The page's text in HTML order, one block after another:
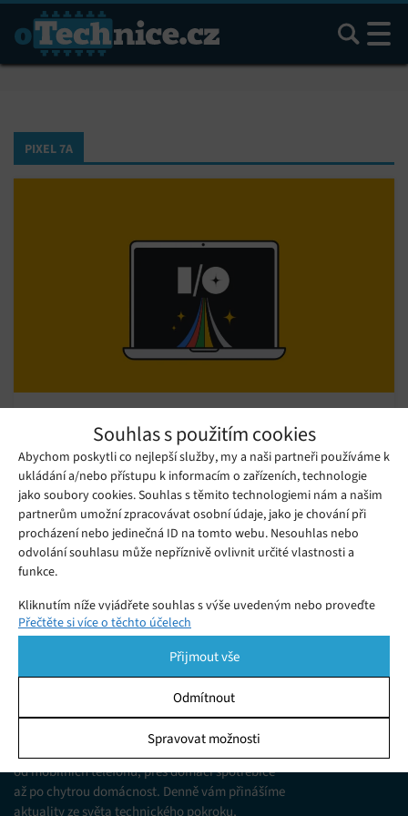
Souhlas s použitím cookies
Abychom poskytli co nejlepší služby, my a naši partneři používáme k
ukládání a/nebo přístupu k informacím o zařízeních, technologie
jako soubory cookies. Souhlas s těmito technologiemi nám a našim
partnerům umožní zpracovávat osobní údaje, jako je chování při
procházení nebo jedinečná ID na tomto webu. Nesouhlas nebo
odvolání souhlasu může nepříznivě ovlivnit určité vlastnosti a
funkce.
Kliknutím níže vyjádřete souhlas s výše uvedeným nebo proveďte
podrobnější rozhodnutí. Vaše volby budou použity pouze na tomto
pomocí přepínačů v Zásadách cookies nebo kliknutím na tlačítko
Spravovat souhlas ve spodní části obrazovky.
Ukládání a/nebo přístup k informacím v zařízení, Porozumění
publiku prostřednictvím statistik nebo kombinací údajů z
různých zdrojů.
Přečtěte si více o těchto účelech
Přijmout vše
Odmítnout
Spravovat možnosti
Hledat
PIXEL 7A
Google I/O 2023
Sobota 06. 05. 2023 Samuel
Společnost Google využívá svou vývojářskou konferenci I/O
mimo jiné i k uvedení nebo předpremiéře svého nového
hardwaru.
Jsme web zajímající se o technologické novinky
od mobilních telefonů, přes domácí spotřebiče
až po chytrou domácnost. Denně vám přinášíme
aktuality ze světa technického pokroku,